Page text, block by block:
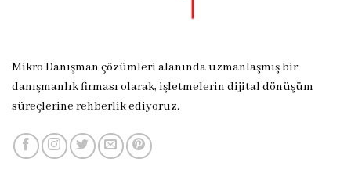
Mikro Danışman çözümleri alanında uzmanlaşmış bir
danışmanlık firması olarak, işletmelerin dijital dönüşüm
süreçlerine rehberlik ediyoruz.